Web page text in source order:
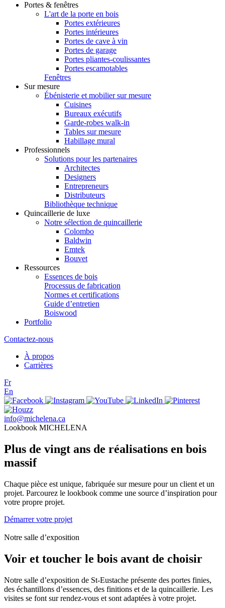
Portes & fenêtres
L'art de la porte en bois
Portes extérieures
Portes intérieures
Portes de cave à vin
Portes de garage
Portes pliantes-coulissantes
Portes escamotables
Fenêtres
Sur mesure
Ébénisterie et mobilier sur mesure
Cuisines
Bureaux exécutifs
Garde-robes walk-in
Tables sur mesure
Habillage mural
Professionnels
Solutions pour les partenaires
Architectes
Designers
Entrepreneurs
Distributeurs
Bibliothèque technique
Quincaillerie de luxe
Notre sélection de quincaillerie
Colombo
Baldwin
Emtek
Bouvet
Ressources
Essences de bois
Processus de fabrication
Normes et certifications
Guide d’entretien
Boiswood
Portfolio
Contactez-nous
À propos
Carrières
Fr
En
info@michelena.ca
Lookbook MICHELENA
Plus de vingt ans de réalisations en bois
massif
Chaque pièce est unique, fabriquée sur mesure pour un client et un
projet. Parcourez le lookbook comme une source d’inspiration pour
votre propre projet.
Démarrer votre projet
Notre salle d’exposition
Voir et toucher le bois avant de choisir
Notre salle d’exposition de St-Eustache présente des portes finies,
des échantillons d’essences, des finitions et de la quincaillerie. Les
visites se font sur rendez-vous et sont adaptées à votre projet.